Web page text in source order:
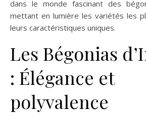
dans le monde fascinant des
mettant en lumière les variétés les
leurs caractéristiques uniques.
Les Bégonias
: Élégance et
polyvalence